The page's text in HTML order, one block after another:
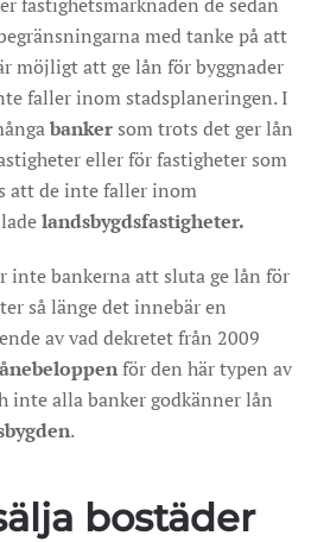
med tanke på att
möjligt att ge lån för byggnader
faller inom stadsplaneringen. I
banker som trots det ger lån
eller för fastigheter som
att de inte faller inom
landsbygdsfastigheter.
inte bankerna att sluta ge lån för
så länge det innebär en
av vad dekretet från 2009
för den här typen av
inte alla banker godkänner lån
.
bostäder